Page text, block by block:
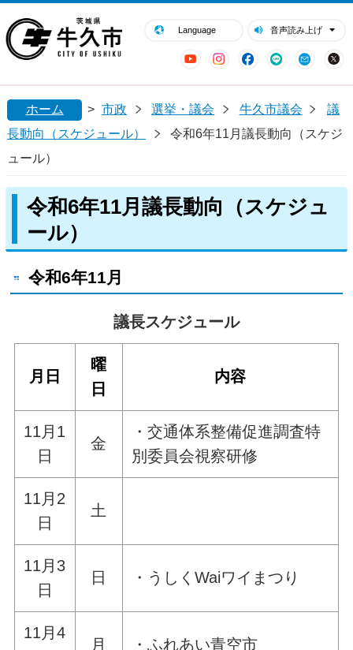
Language 音声読み上げ
YouTubeInstagram
Facebook
LINE Mail
閉じる
ホーム > 市政 選挙・議会 牛久市議会
議
長動向（スケジュール）
令和6年11月議長動向（スケジ
ュール）
令和6年11月議長動向（スケジュ
ール）
令和6年11月
議長スケジュール
月日
曜
日
内容
11月1
日
金
・交通体系整備促進調査特
別委員会視察研修
11月2
日
土
11月3
日
日 ・うしくWaiワイまつり
11月4
月 ・ふれあい青空市